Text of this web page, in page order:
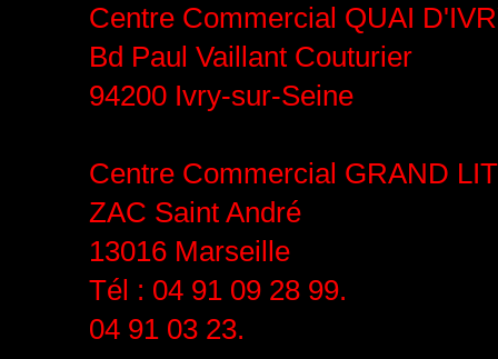
Centre Commercial QUAI
Bd Paul Vaillant Couturier
94200 Ivry-sur-Seine
Centre Commercial GRAND
ZAC Saint André
13016 Marseille
Tél : 04 91 09 28 99.
04 91 03 23.